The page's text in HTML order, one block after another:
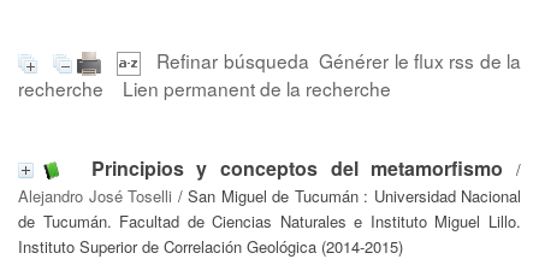
Refinar búsqueda Générer le flux rss de la
recherche
Lien permanent de la recherche
Principios y conceptos del metamorfismo /
Alejandro José Toselli / San Miguel de Tucumán : Universidad Nacional
de Tucumán. Facultad de Ciencias Naturales e Instituto Miguel Lillo.
Instituto Superior de Correlación Geológica (2014-2015)